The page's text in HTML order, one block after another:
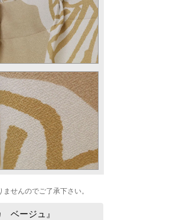
せんのでご了承下さい。
ベージュ』